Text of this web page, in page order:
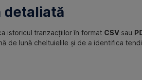
detaliată
istoricul tranzacțiilor în format CSV sau
de lună cheltuielile și de a identifica